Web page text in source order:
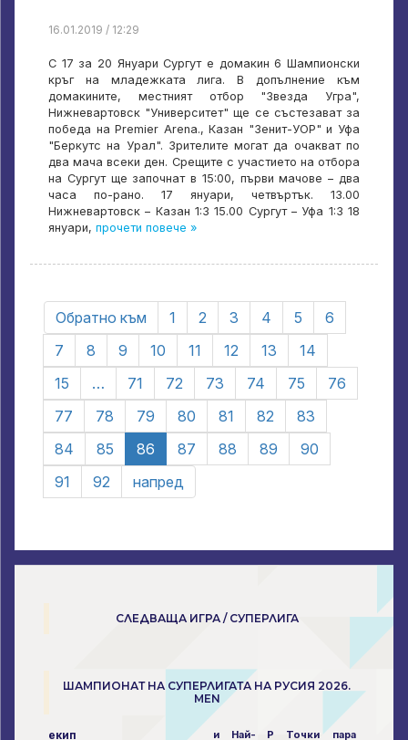
16.01.2019 / 12:29
C 17 за 20 Януари Сургут е домакин 6 Шампионски
кръг на младежката лига. В допълнение към
домакините, местният отбор "Звезда Угра",
Нижневартовск "Университет" ще се състезават за
победа на Premier Arena., Казан "Зенит-УОР" и Уфа
"Беркутс на Урал". Зрителите могат да очакват по
два мача всеки ден. Срещите с участието на отбора
на Сургут ще започнат в 15:00, първи мачове – два
часа по-рано. 17 януари, четвъртък. 13.00
Нижневартовск – Казан 1:3 15.00 Сургут – Уфа 1:3 18
януари, прочети повече »
Обратно към 1 2 3 4 5
6
7
8 9 10 11 12 13
14
15
… 71 72 73 74 75
76
77
78 79 80 81 82
83
84
85 86 87 88 89
90
91
92 напред
СЛЕДВАЩА ИГРА / СУПЕРЛИГА
ШАМПИОНАТ НА СУПЕРЛИГАТА НА РУСИЯ 2026.
MEN
екип и Най- P Точки пара